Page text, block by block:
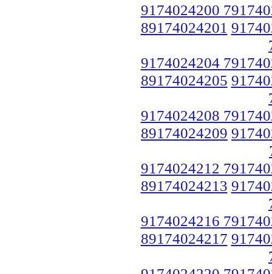
9174024200
89174024201
9174024204
89174024205
9174024208
89174024209
9174024212
89174024213
9174024216
89174024217